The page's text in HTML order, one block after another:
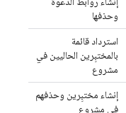
وحذفها
استرداد قائمة
بالمختبِرين الحاليين في
مشروع
إنشاء مختبِرين وحذفهم
في مشروع